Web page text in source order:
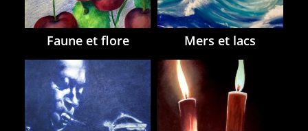
Faune et flore Mers et lacs